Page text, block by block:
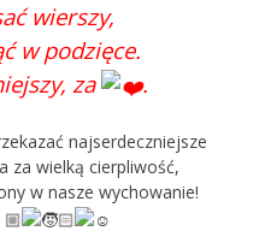
wierszy,
w podzięce.
za
.
najserdeczniejsze
za wielką cierpliwość,
w nasze wychowanie!